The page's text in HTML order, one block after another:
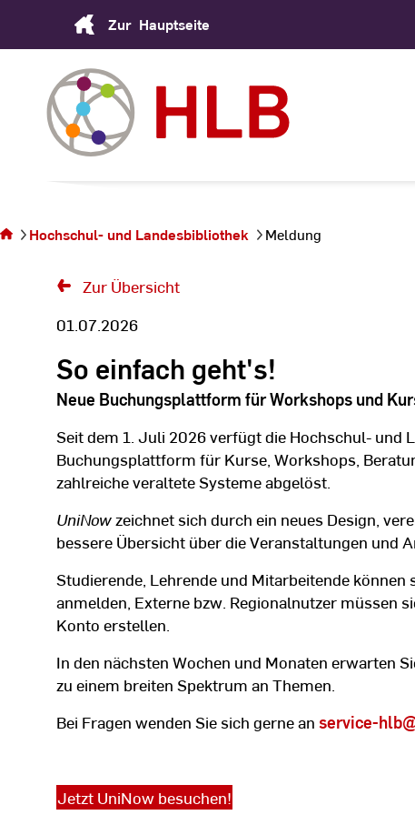
Zur Hauptseite
sich aufHochschul- und Landesbibliothek Meldung
Zur Übersicht
01.07.2026
So einfach geht's!
Neue Buchungsplattform für Workshops und
Seit dem 1. Juli 2026 verfügt die Hochschul- und
Buchungsplattform für Kurse, Workshops,
zahlreiche veraltete Systeme abgelöst.
UniNowzeichnet sich durch ein neues Design,
bessere Übersicht über die Veranstaltungen und
Studierende, Lehrende und Mitarbeitende
anmelden, Externe bzw. Regionalnutzer müssen
Konto erstellen.
In den nächsten Wochen und Monaten erwarten
zu einem breiten Spektrum an Themen.
Bei Fragen wenden Sie sich gerne an service-hlb
Jetzt UniNow besuchen!